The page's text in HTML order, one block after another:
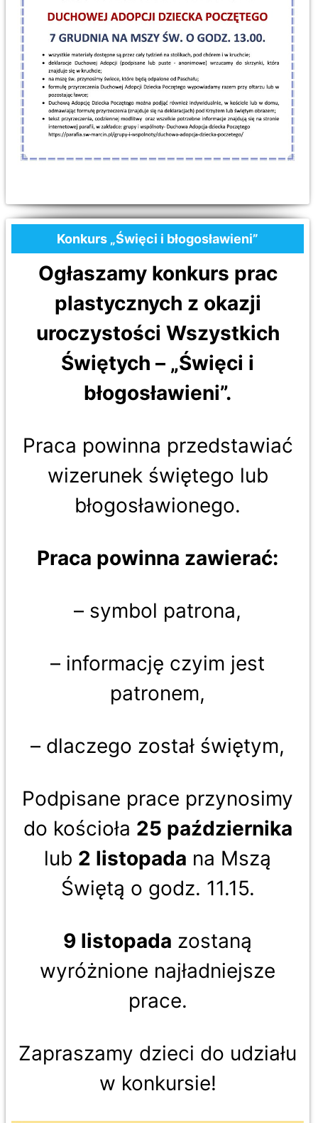
Konkurs „Święci i błogosławieni”
Ogłaszamy konkurs prac
plastycznych z okazji
uroczystości Wszystkich
Świętych – „Święci i
błogosławieni”.
Praca powinna przedstawiać
wizerunek świętego lub
błogosławionego.
Praca powinna zawierać:
– symbol patrona,
– informację czyim jest
patronem,
– dlaczego został świętym,
Podpisane prace przynosimy
do kościoła 25 października
lub 2 listopada na Mszą
Świętą o godz. 11.15.
9 listopada zostaną
wyróżnione najładniejsze
prace.
Zapraszamy dzieci do udziału
w konkursie!